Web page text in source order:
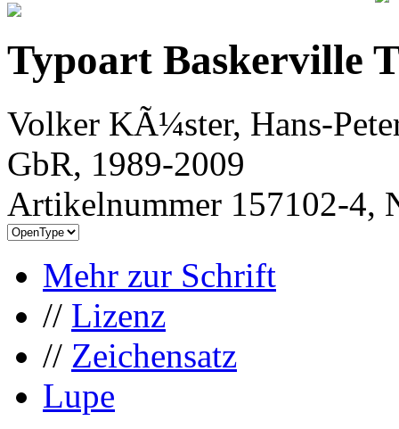
Typoart Baskerville
Volker KÃ¼ster, Hans-
GbR, 1989-2009
Artikelnummer 157102-4,
Mehr zur Schrift
// Lizenz
// Zeichensatz
Lupe